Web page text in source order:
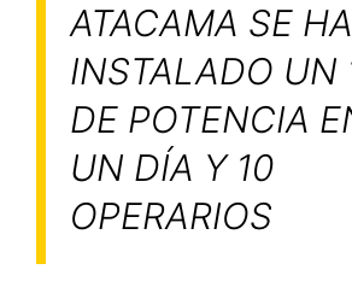
ATACAMA SE HA
INSTALADO UN
DE POTENCIA
UN DÍA Y 10
OPERARIOS